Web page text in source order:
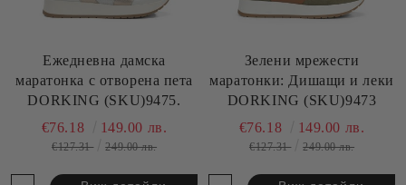
Ежедневна дамска
маратонка с отворена пета
DORKING (SKU)9475.
€76.18 149.00 лв.
€127.31 249.00 лв.
Зелени мрежести
маратонки: Дишащи и леки
DORKING (SKU)9473
€76.18 149.00 лв.
€127.31 249.00 лв.